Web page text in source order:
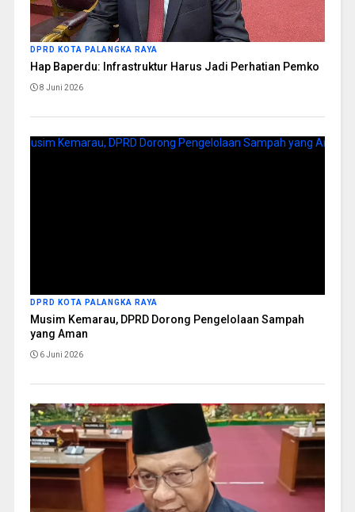
DPRD KOTA PALANGKA RAYA
Hap Baperdu: Infrastruktur Harus Jadi Perhatian Pemko
8 Juni 2026
DPRD KOTA PALANGKA RAYA
Musim Kemarau, DPRD Dorong Pengelolaan Sampah
yang Aman
6 Juni 2026